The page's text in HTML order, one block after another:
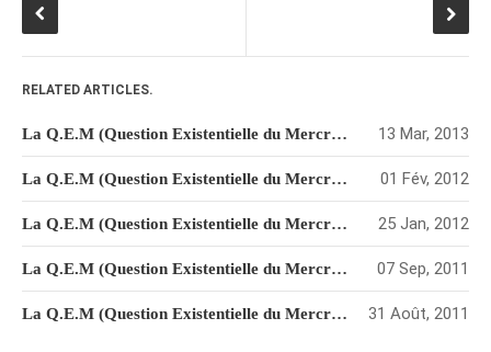
Trouvailles
BLOGROLL
David
Julien
RELATED ARTICLES.
La Q.E.M (Question Existentielle du Mercredi) 13 Mar, 2013
La Q.E.M (Question Existentielle du Mercredi) 01 Fév, 2012
La Q.E.M (Question Existentielle du Mercredi) 25 Jan, 2012
La Q.E.M (Question Existentielle du Mercredi) 07 Sep, 2011
La Q.E.M (Question Existentielle du Mercredi) 31 Août, 2011